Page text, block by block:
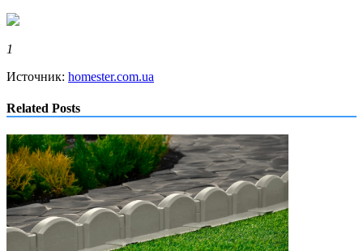
1
Источник: homester.com.ua
Related Posts